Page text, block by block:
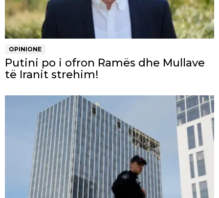
OPINIONE
Putini po i ofron Ramës dhe Mullave
të Iranit strehim!